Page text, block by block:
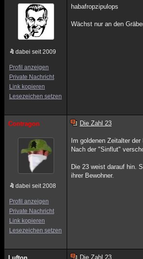
dabei seit 2009
Profil anzeigen
Private Nachricht
Link kopieren
Lesezeichen setzen
habafropzipulops
Wächst nur an den
Contragon
dabei seit 2008
Profil anzeigen
Private Nachricht
Link kopieren
Lesezeichen setzen
Die Zahl 23
Im goldenen Zeitalter
Nach der "Sinflut"
Die 23 weist darauf hin.
ihrer Bewohner.
Die Zahl 23